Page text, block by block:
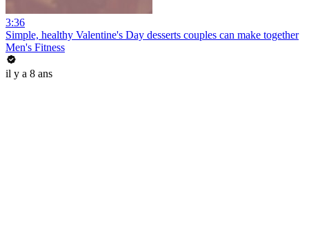
3:36
Simple, healthy Valentine's Day desserts couples can make together
Men's Fitness
il y a 8 ans